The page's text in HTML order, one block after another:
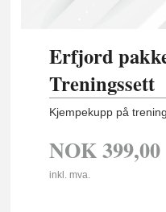
Erfjord
Treningssett
Kjempekupp på
NOK399,00
inkl. mva.